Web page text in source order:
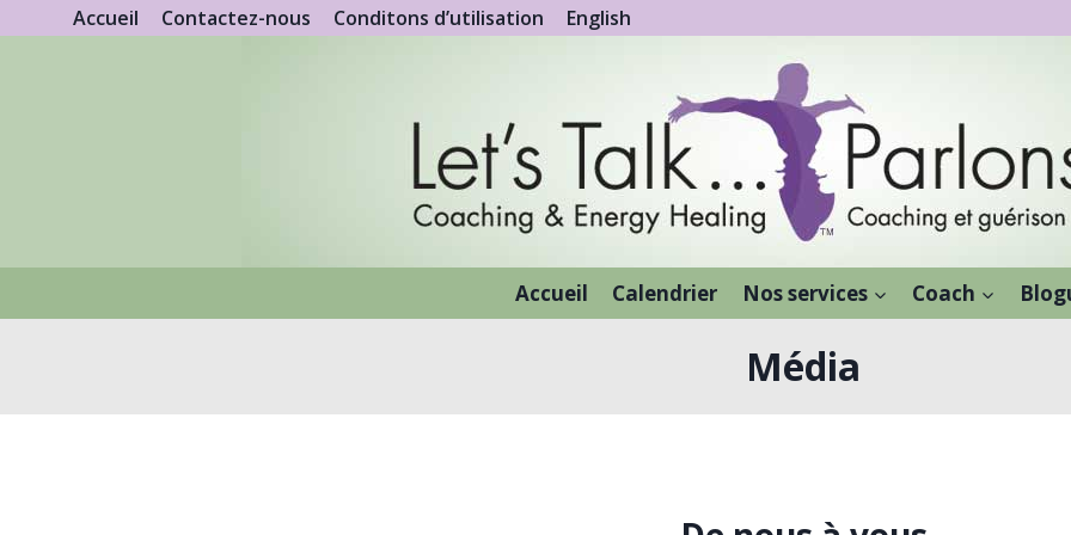
au
Accueil Contactez-nous Conditons d’utilisation English
Accueil Calendrier Nos services Coach
Média